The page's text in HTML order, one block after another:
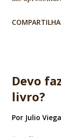
Domingos da
realizada em
Devo
livro?
Por Julio